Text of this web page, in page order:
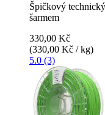
Špičkový
šarmem
330,00 Kč
(330,00 Kč / kg)
5.0 (3)